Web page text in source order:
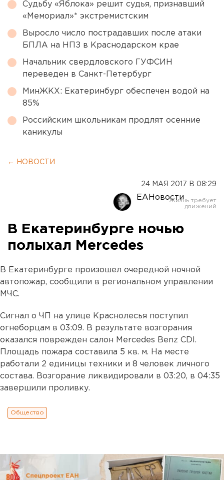
Судьбу «Яблока» решит судья, признавший
«Мемориал»* экстремистским
Выросло число пострадавших после атаки
БПЛА на НПЗ в Краснодарском крае
Начальник свердловского ГУФСИН
переведен в Санкт-Петербург
МинЖКХ: Екатеринбург обеспечен водой на
85%
Российским школьникам продлят осенние
каникулы
← НОВОСТИ
24 МАЯ 2017 В 08:29
ЕАНовости
В Екатеринбурге ночью
полыхал Mercedes
В Екатеринбурге произошел очередной ночной
автопожар, сообщили в региональном управлении
МЧС.
Сигнал о ЧП на улице Краснолесья поступил
огнеборцам в 03:09. В результате возгорания
оказался поврежден салон Mercedes Benz CDI.
Площадь пожара составила 5 кв. м. На месте
работали 2 единицы техники и 8 человек личного
состава. Возгорание ликвидировали в 03:20, в 04:35
завершили проливку.
Общество